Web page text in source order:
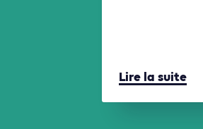
Lire la suite